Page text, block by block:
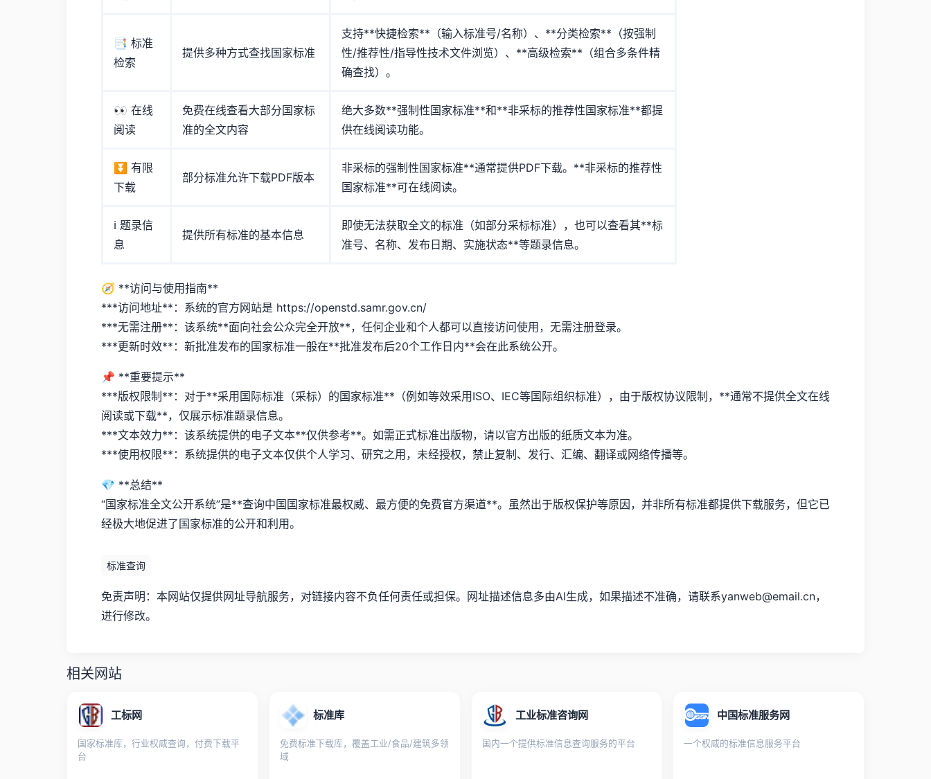
📑 标准
检索
提供多种方式查找国家标准
支持**快捷检索**（输入标准号/名称）、**分类检索**（按强制
性/推荐性/指导性技术文件浏览）、**高级检索**（组合多条件精
确查找）。
👀 在线
阅读
免费在线查看大部分国家标
准的全文内容
绝大多数**强制性国家标准**和**非采标的推荐性国家标准**都提
供在线阅读功能。
⏬ 有限
下载
部分标准允许下载PDF版本
非采标的强制性国家标准**通常提供PDF下载。**非采标的推荐性
国家标准**可在线阅读。
ℹ️ 题录信
息
提供所有标准的基本信息
即使无法获取全文的标准（如部分采标标准），也可以查看其**标
准号、名称、发布日期、实施状态**等题录信息。
🧭 **访问与使用指南**
***访问地址**：系统的官方网站是 https://openstd.samr.gov.cn/
***无需注册**：该系统**面向社会公众完全开放**，任何企业和个人都可以直接访问使用，无需注册登录。
***更新时效**：新批准发布的国家标准一般在**批准发布后20个工作日内**会在此系统公开。
📌 **重要提示**
***版权限制**：对于**采用国际标准（采标）的国家标准**（例如等效采用ISO、IEC等国际组织标准），由于版权协议限制，**通常不提供全文在线
阅读或下载**，仅展示标准题录信息。
***文本效力**：该系统提供的电子文本**仅供参考**。如需正式标准出版物，请以官方出版的纸质文本为准。
***使用权限**：系统提供的电子文本仅供个人学习、研究之用，未经授权，禁止复制、发行、汇编、翻译或网络传播等。
💎 **总结**
“国家标准全文公开系统”是**查询中国国家标准最权威、最方便的免费官方渠道**。虽然出于版权保护等原因，并非所有标准都提供下载服务，但它已
经极大地促进了国家标准的公开和利用。
标准查询
免责声明：本网站仅提供网址导航服务，对链接内容不负任何责任或担保。网址描述信息多由AI生成，如果描述不准确，请联系yanweb@email.cn，
进行修改。
相关网站
工标网
国家标准库，行业权威查询，付费下载平
台
标准库
免费标准下载库，覆盖工业/食品/建筑多领
域
工业标准咨询网
国内一个提供标准信息查询服务的平台
中国标准服务网
一个权威的标准信息服务平台